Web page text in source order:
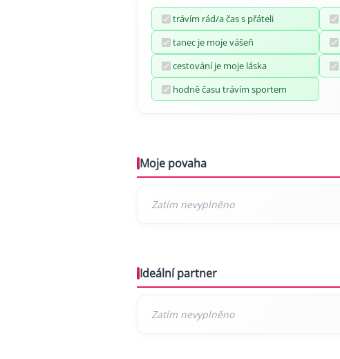
trávím rád/a čas s přáteli
tanec je moje vášeň
cestování je moje láska
hodně času trávím sportem
Moje povaha
Ideální partner